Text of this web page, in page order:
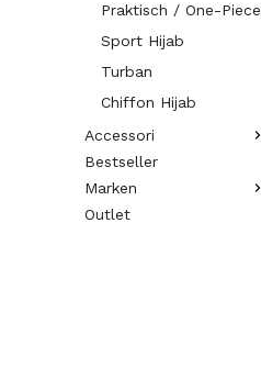
Praktisch / One-Piece
Sport Hijab
Turban
Chiffon Hijab
Accessori
Bestseller
Marken
Outlet